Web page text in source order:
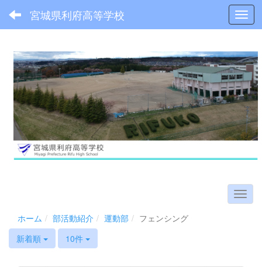
宮城県利府高等学校
ホーム 部活動紹介 運動部
フェンシング
新着順
10件